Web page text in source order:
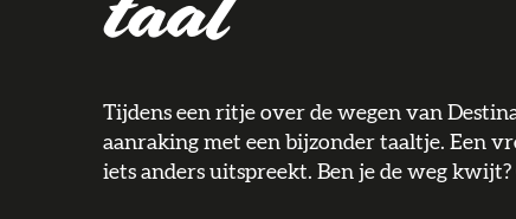
Tijdens een ritje over de wegen van
aanraking met een bijzonder taaltje. Een
iets anders uitspreekt. Ben je de weg kwijt?